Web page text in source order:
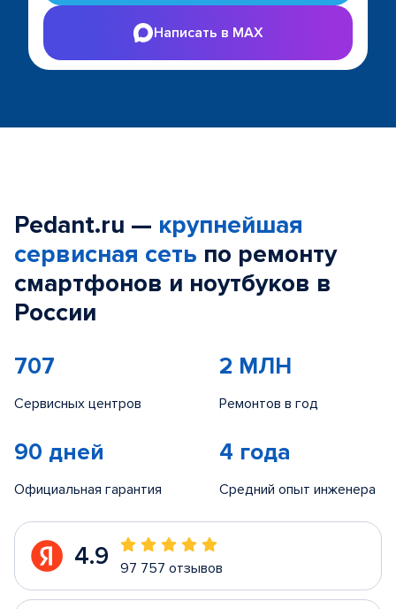
Написать в MAX
Pedant.ru — крупнейшая
сервисная сеть по ремонту
смартфонов и ноутбуков в
России
707
Сервисных центров
2 МЛН
Ремонтов в год
90 дней
Официальная гарантия
4 года
Средний опыт инженера
4.9 97 757 отзывов